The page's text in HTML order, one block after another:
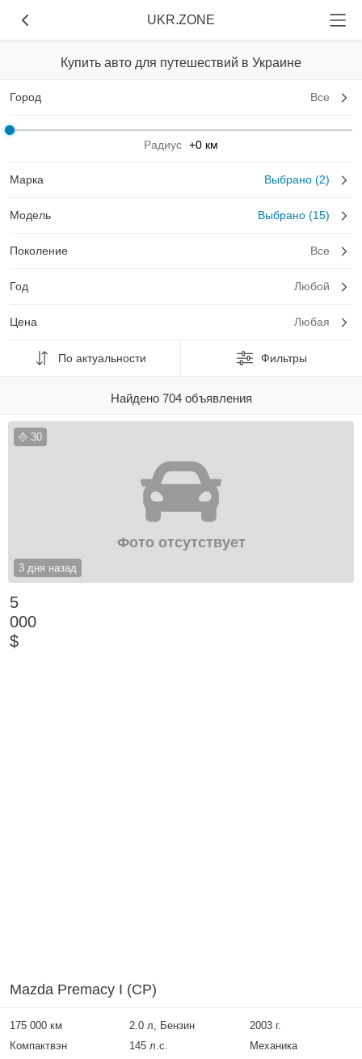
UKR.ZONE
Купить авто для путешествий в Украине
Город Все
Радиус +0 км
Марка Выбрано (2)
Модель Выбрано (15)
Поколение Все
Год Любой
Цена Любая
По актуальности Фильтры
Найдено 704 объявления
30
3 дня назад
Фото отсутствует
5
000
$
Mazda Premacy I (CP)
175 000 км 2.0 л, Бензин
2003 г.
Компактвэн
145 л.с.
Механика